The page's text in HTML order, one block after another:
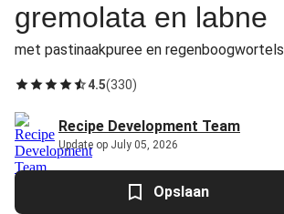
gremolata en labne
met pastinaakpuree en regenboogwortels
4.5(330)
Recipe Development Team
Update op July 05, 2026
Opslaan